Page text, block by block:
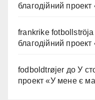
благодійний
frankrike fotbollströja
благодійний
fodboldtrøjer доУ
проект «У мене є